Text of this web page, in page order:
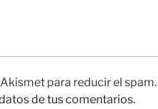
para reducir el spam.
de tus comentarios.